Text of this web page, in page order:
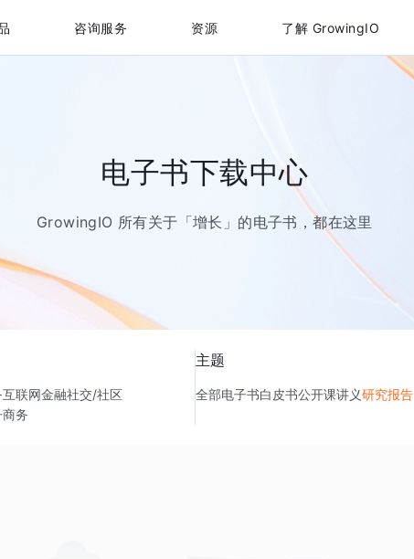
咨询服务 资源 了解 GrowingIO
电子书下载中心
GrowingIO 所有关于「增长」的电子书，都在这里
互联网金融社交/社区
务
主题
全部电子书白皮书公开课讲义研究报告